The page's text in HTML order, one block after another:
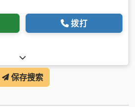
拨打
保存搜索